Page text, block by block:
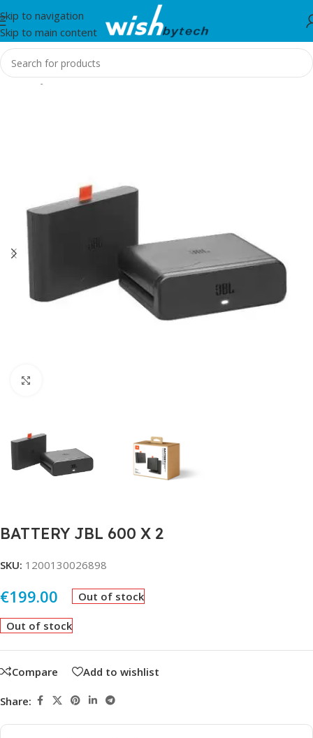
Skip to navigation
Skip to main content
Home/JBL
BATTERY JBL 600 X 2
SKU: 1200130026898
€199.00 Out of stock
Out of stock
Compare Add to wishlist
Share: